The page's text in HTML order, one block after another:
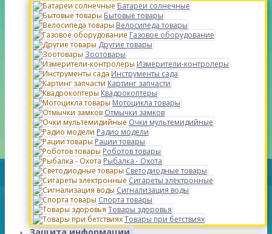
Батареи солнечные
Бытовые товары
Велосипеда товары
Газовое оборудование
Другие товары
Зоотовары
Измерители-контролеры
Инструменты сада
Картинг запчасти
Квадрокоптеры
Мотоцикла товары
Отмычки замков
Очки мультемидийные
Радио модели
Рации товары
Роботов товары
Рыбалка - Охота
Светодиодные товары
Сигареты электронные
Сигнализация воды
Спорта товары
Товары здоровья
Товары при бетствиях